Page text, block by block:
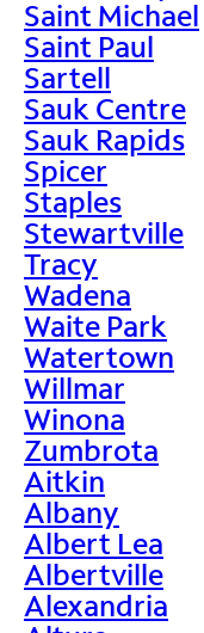
Saint Michael
Saint Paul
Sartell
Sauk Centre
Sauk Rapids
Spicer
Staples
Stewartville
Tracy
Wadena
Waite Park
Watertown
Willmar
Winona
Zumbrota
Aitkin
Albany
Albert Lea
Albertville
Alexandria